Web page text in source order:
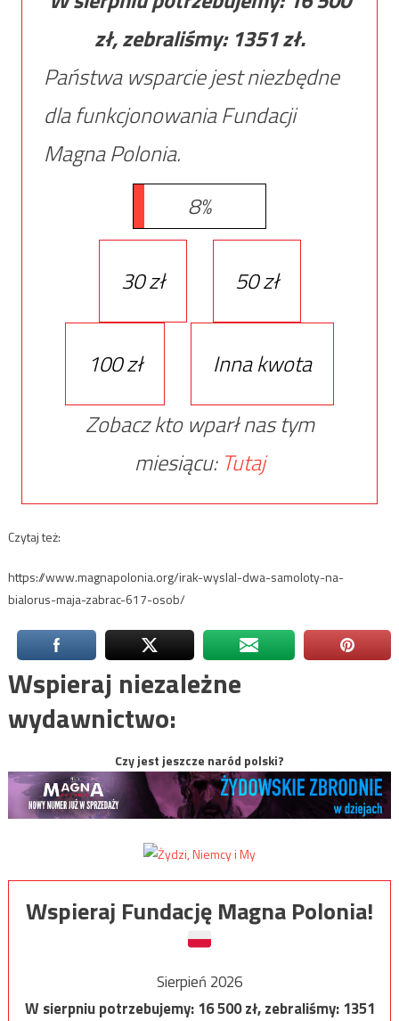
zł, zebraliśmy: 1351zł.
Państwa wsparcie jest niezbędne
dla funkcjonowania Fundacji
Magna Polonia.
8%
30 zł 50 zł
100 zł
Inna kwota
Zobacz kto wparł nas tym
miesiącu: Tutaj
Czytaj też:
https://www.magnapolonia.org/irak-wyslal-dwa-samoloty-na-
bialorus-maja-zabrac-617-osob/
Wspieraj niezależne
wydawnictwo:
Czy jest jeszcze naród polski?
Wspieraj Fundację Magna Polonia!
Sierpień 2026
W sierpniu potrzebujemy:16 500zł, zebraliśmy:1351